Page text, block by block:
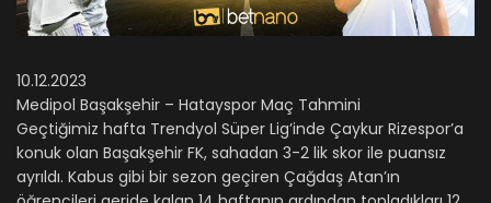
10.12.2023
Medipol Başakşehir – Hatayspor Maç Tahmini
Geçtiğimiz hafta Trendyol Süper Lig’inde Çaykur Rizespor’a
konuk olan Başakşehir FK, sahadan 3-2 lik skor ile puansız
ayrıldı. Kabus gibi bir sezon geçiren Çağdaş Atan’ın